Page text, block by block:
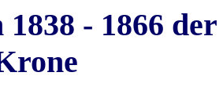
1838 - 1866